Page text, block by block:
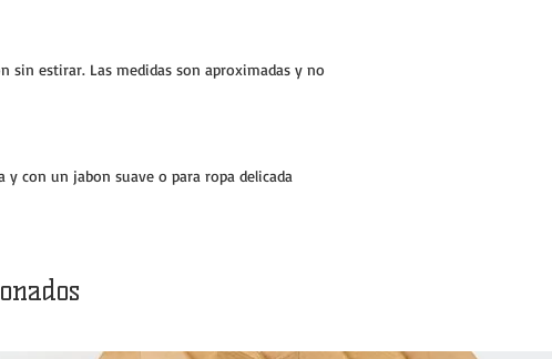
sin estirar. Las medidas son aproximadas y no
con un jabon suave o para ropa delicada